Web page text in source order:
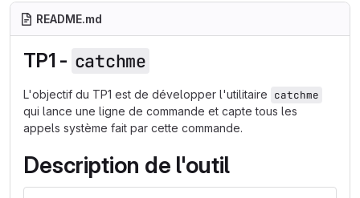
README.md
TP1 - catchme
L'objectif du TP1 est de développer l'utilitaire catchme
qui lance une ligne de commande et capte tous les
appels système fait par cette commande.
Description de l'outil